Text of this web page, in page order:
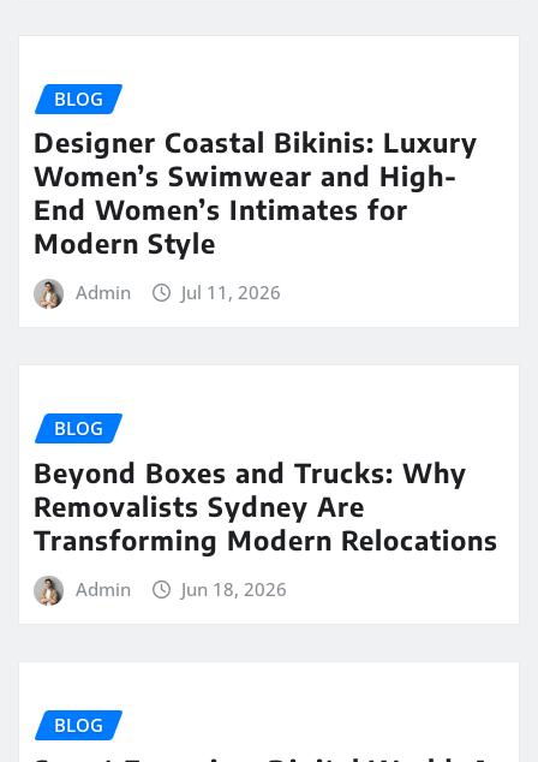
BLOG
Designer Coastal Bikinis: Luxury
Women’s Swimwear and High-
End Women’s Intimates for
Modern Style
Admin Jul 11, 2026
BLOG
Beyond Boxes and Trucks: Why
Removalists Sydney Are
Transforming Modern Relocations
Admin Jun 18, 2026
BLOG